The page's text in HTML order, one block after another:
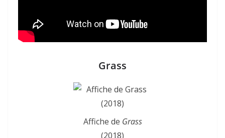
Grass
Affiche de Grass
(2018)